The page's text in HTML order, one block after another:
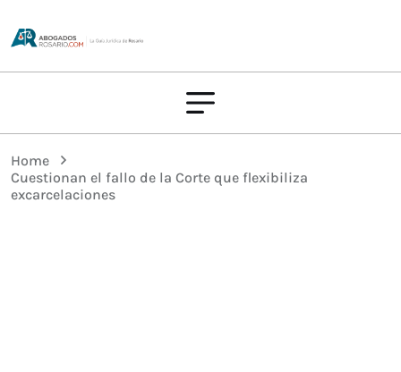
Home
Cuestionan el fallo de la Corte que flexibiliza
excarcelaciones